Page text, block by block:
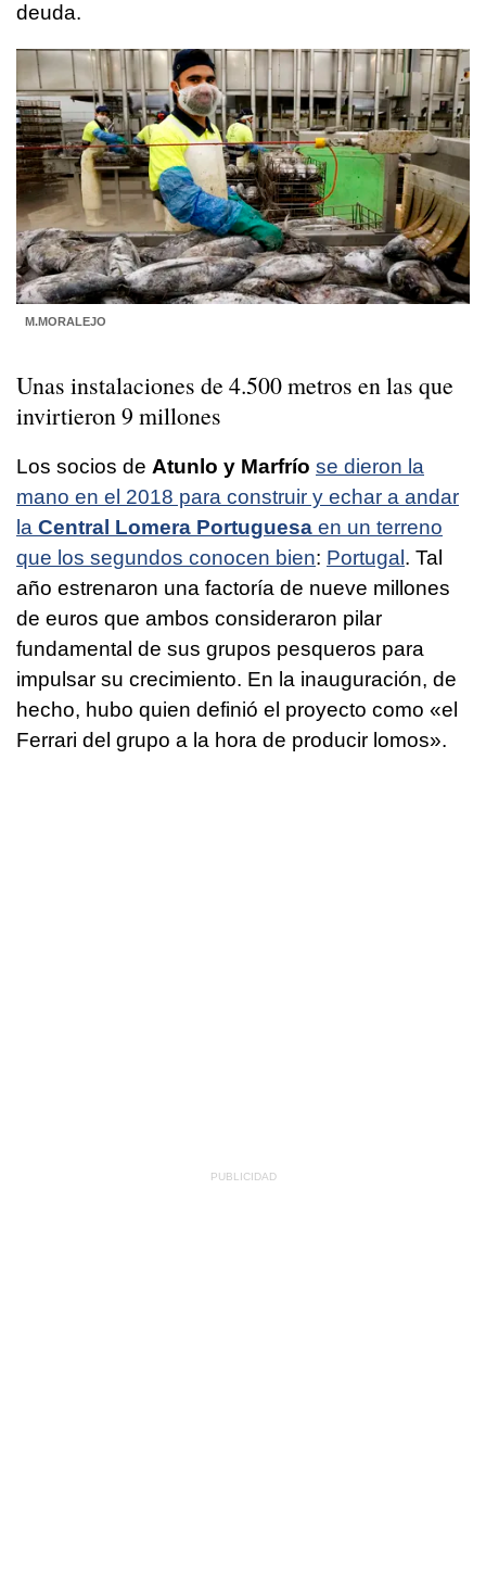
deuda.
M.MORALEJO
Unas instalaciones de 4.500 metros en las que
invirtieron 9 millones
Los socios de Atunlo y Marfrío se dieron la
mano en el 2018 para construir y echar a andar
la Central Lomera Portuguesa en un terreno
que los segundos conocen bien: Portugal . Tal
año estrenaron una factoría de nueve millones
de euros que ambos consideraron pilar
fundamental de sus grupos pesqueros para
impulsar su crecimiento. En la inauguración, de
hecho, hubo quien definió el proyecto como «el
Ferrari del grupo a la hora de producir lomos».